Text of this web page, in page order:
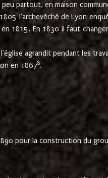
partout, en maison
l'archevêché de Lyon
1815. En 1830 il faut
agrandit pendant les
en 18678.
pour la construction du